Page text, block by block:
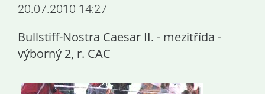
20.07.2010 14:27
Bullstiff-Nostra Caesar II. - mezitřída -
výborný 2, r. CAC